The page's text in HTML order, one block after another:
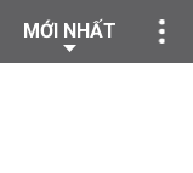
MỚI NHẤT